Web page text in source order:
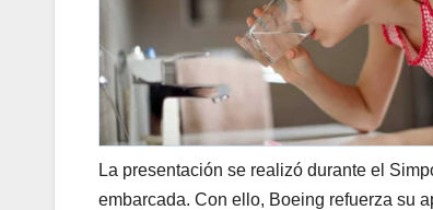
La presentación se realizó durante el
embarcada. Con ello, Boeing refuerza su